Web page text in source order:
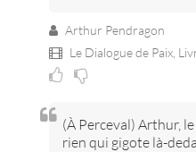
Arthur Pendragon
Le Dialogue de Paix,
(À Perceval) Arthur,
rien qui gigote là-